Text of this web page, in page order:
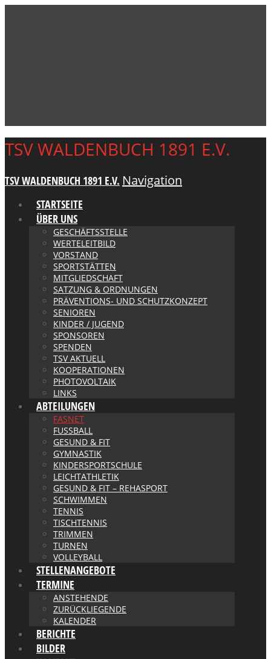
TSV WALDENBUCH 1891 E.V.
TSV WALDENBUCH 1891 E.V. Navigation
STARTSEITE
ÜBER UNS
GESCHÄFTSSTELLE
WERTELEITBILD
VORSTAND
SPORTSTÄTTEN
MITGLIEDSCHAFT
SATZUNG & ORDNUNGEN
PRÄVENTIONS- UND SCHUTZKONZEPT
SENIOREN
KINDER / JUGEND
SPONSOREN
SPENDEN
TSV AKTUELL
KOOPERATIONEN
PHOTOVOLTAIK
LINKS
ABTEILUNGEN
FASNET
FUSSBALL
GESUND & FIT
GYMNASTIK
KINDERSPORTSCHULE
LEICHTATHLETIK
GESUND & FIT – REHASPORT
SCHWIMMEN
TENNIS
TISCHTENNIS
TRIMMEN
TURNEN
VOLLEYBALL
STELLENANGEBOTE
TERMINE
ANSTEHENDE
ZURÜCKLIEGENDE
KALENDER
BERICHTE
BILDER